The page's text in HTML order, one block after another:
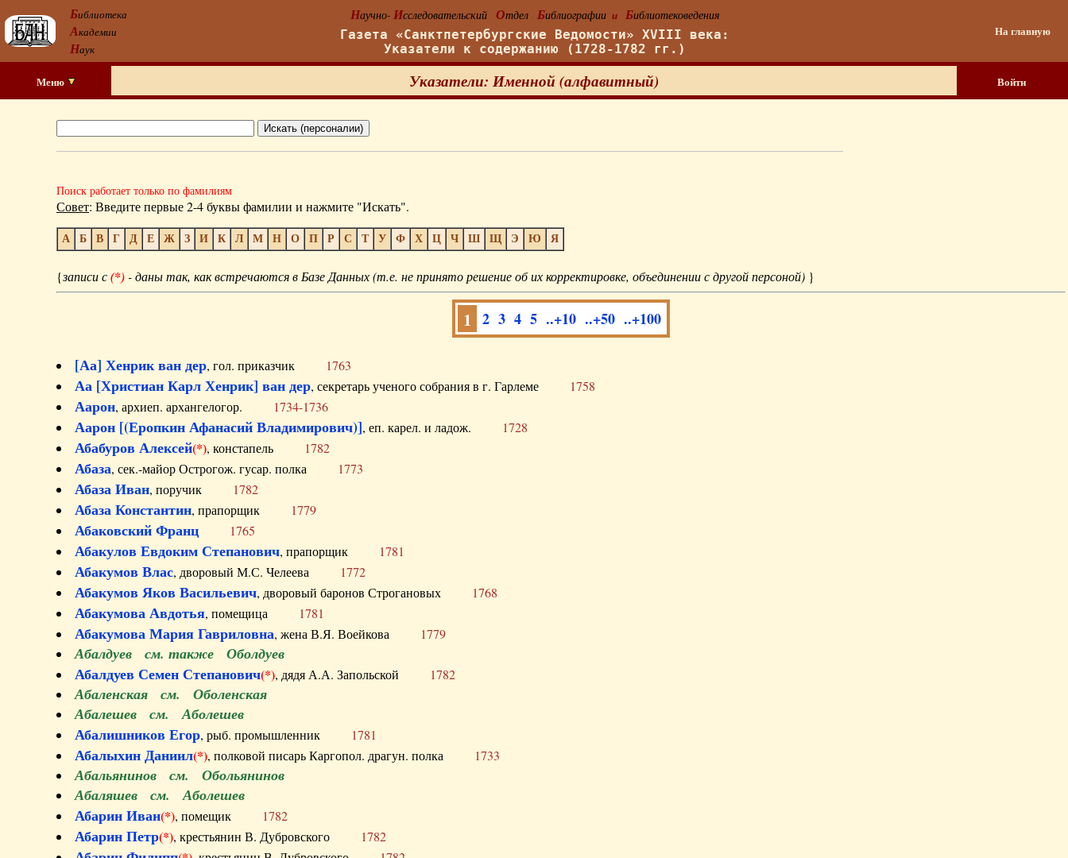
Библиотека
Академии
Наук
Научно- Исследовательский Отдел Библиографии и Библиотековедения
Газета «Санктпетербургские Ведомости» XVIII века:
Указатели к содержанию (1728-1782 гг.)
На главную
Меню Указатели: Именной (алфавитный) Войти
Поиск работает только по фамилиям
Совет: Введите первые 2-4 буквы фамилии и нажмите "Искать".
А Б В Г Д Е Ж З И К Л М Н О П Р С Т У Ф Х Ц Ч Ш Щ Э Ю Я
{записи с(*)- даны так, как встречаются в Базе Данных (т.е. не принято решение об их корректировке, объединении с другой персоной) }
1 2 3 4 5 ..+10 ..+50 ..+100
[Аа] Хенрик ван дер, гол. приказчик 1763
Аа [Христиан Карл Хенрик] ван дер, секретарь ученого собрания в г. Гарлеме 1758
Аарон, архиеп. архангелогор. 1734-1736
Аарон [(Еропкин Афанасий Владимирович)], еп. карел. и ладож. 1728
Абабуров Алексей(*), констапель 1782
Абаза, сек.-майор Острогож. гусар. полка 1773
Абаза Иван, поручик 1782
Абаза Константин, прапорщик 1779
Абаковский Франц 1765
Абакулов Евдоким Степанович, прапорщик 1781
Абакумов Влас, дворовый М.С. Челеева 1772
Абакумов Яков Васильевич, дворовый баронов Строгановых 1768
Абакумова Авдотья, помещица 1781
Абакумова Мария Гавриловна, жена В.Я. Воейкова 1779
Абалдуев см. также Оболдуев
Абалдуев Семен Степанович(*), дядя А.А. Запольской 1782
Абаленская см. Оболенская
Абалешев см. Аболешев
Абалишников Егор, рыб. промышленник 1781
Абалыхин Даниил(*), полковой писарь Каргопол. драгун. полка 1733
Абальянинов см. Обольянинов
Абаляшев см. Аболешев
Абарин Иван(*), помещик 1782
Абарин Петр(*), крестьянин В. Дубровского 1782